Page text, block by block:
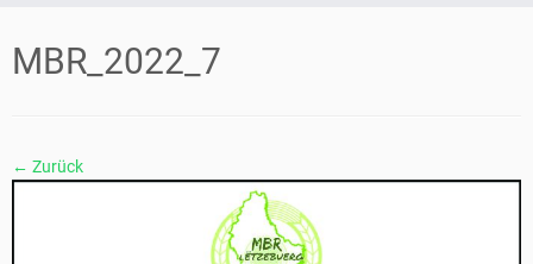
Inhalt
springen
MBR_2022_7
← Zurück